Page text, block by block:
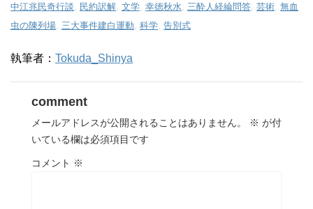
中江兆民奇行談
民約訳解 文学 幸徳秋水 三酔人経綸問答 芸術 無血
虫の陳列場 三大事件建白運動 科学 告別式
執筆者： Tokuda_Shinya
comment
メールアドレスが公開されることはありません。 ※ が付
いている欄は必須項目です
コメント ※